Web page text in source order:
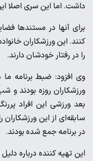
داشت. اما این سری اصلا
برای آنها در مستندها
کنند. این ورزشکاران
را در رفتار خودشان دارند.
وی افزود: ضبط برنامه
ورزشکاران روزه بودند و
بعد ورزشی این افراد
سابقه‌ای از این ورزشکاران
در برنامه جمع شده بودند.
این تهیه کننده درباره